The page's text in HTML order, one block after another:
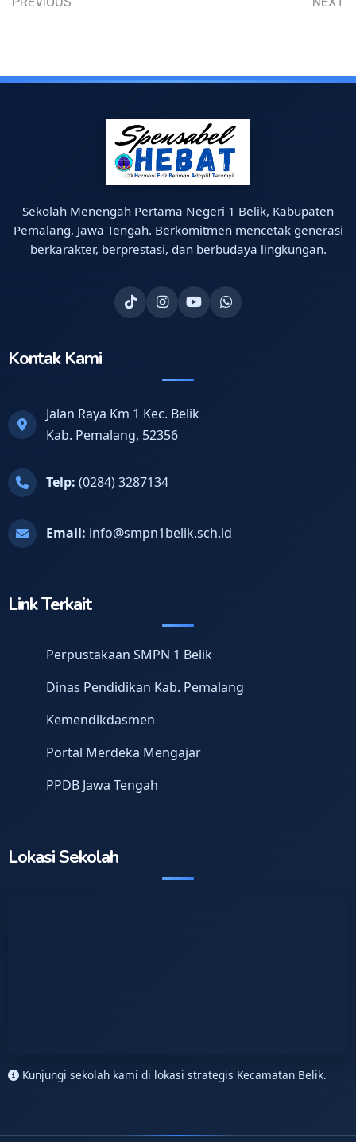
Sekolah Menengah Pertama Negeri 1 Belik, Kabupaten
Pemalang, Jawa Tengah. Berkomitmen mencetak generasi
berkarakter, berprestasi, dan berbudaya lingkungan.
Kontak Kami
Jalan Raya Km 1 Kec. Belik
Kab. Pemalang, 52356
Telp: (0284) 3287134
Email: info@smpn1belik.sch.id
Link Terkait
Perpustakaan SMPN 1 Belik
Dinas Pendidikan Kab. Pemalang
Kemendikdasmen
Portal Merdeka Mengajar
PPDB Jawa Tengah
Lokasi Sekolah
Kunjungi sekolah kami di lokasi strategis Kecamatan Belik.